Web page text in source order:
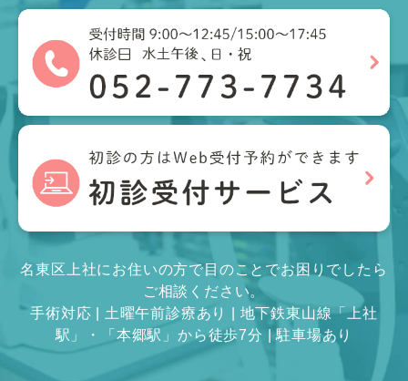
名東区上社にお住いの方で目のことでお困りでしたら
ご相談ください。
手術対応 | 土曜午前診療あり | 地下鉄東山線「上社
駅」・「本郷駅」から徒歩7分 | 駐車場あり